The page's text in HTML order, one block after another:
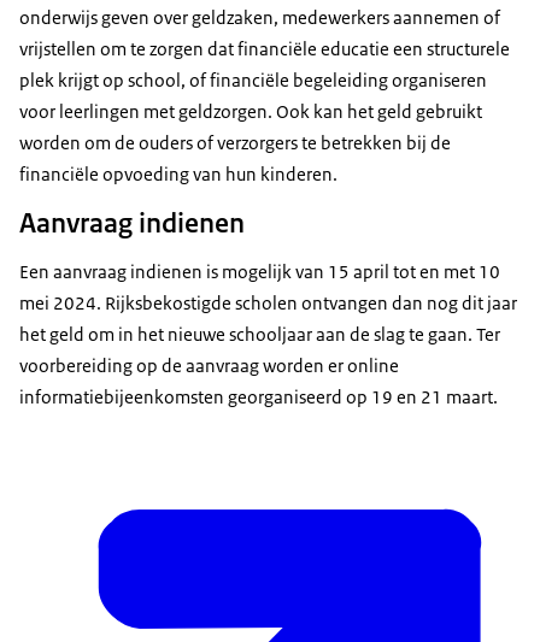
onderwijs geven over geldzaken, medewerkers aannemen of
vrijstellen om te zorgen dat financiële educatie een structurele
plek krijgt op school, of financiële begeleiding organiseren
voor leerlingen met geldzorgen. Ook kan het geld gebruikt
worden om de ouders of verzorgers te betrekken bij de
financiële opvoeding van hun kinderen.
Aanvraag indienen
Een aanvraag indienen is mogelijk van 15 april tot en met 10
mei 2024. Rijksbekostigde scholen ontvangen dan nog dit jaar
het geld om in het nieuwe schooljaar aan de slag te gaan. Ter
voorbereiding op de aanvraag worden er online
informatiebijeenkomsten georganiseerd op 19 en 21 maart.